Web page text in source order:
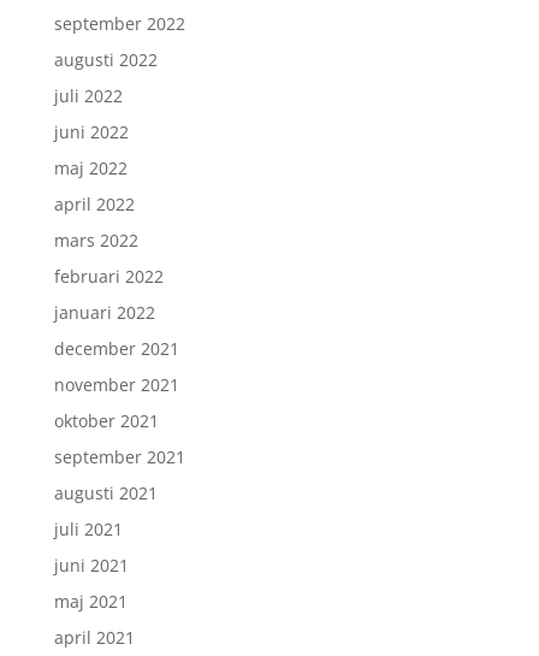
september 2022
augusti 2022
juli 2022
juni 2022
maj 2022
april 2022
mars 2022
februari 2022
januari 2022
december 2021
november 2021
oktober 2021
september 2021
augusti 2021
juli 2021
juni 2021
maj 2021
april 2021